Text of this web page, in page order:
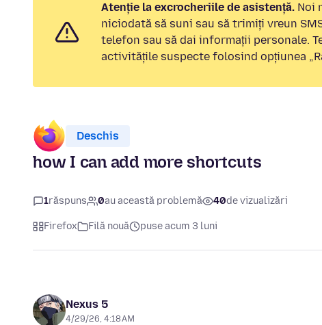
Atenție la excrocheriile de asistență. Noi
niciodată să suni sau să trimiți vreun
telefon sau să dai informații personale.
activitățile suspecte folosind opțiunea
Deschis
how I can add more shortcuts
1răspuns 0au această problemă 40de vizualizări
Firefox Filă nouă puse acum 3 luni
Nexus 5
4/29/26, 4:18 AM